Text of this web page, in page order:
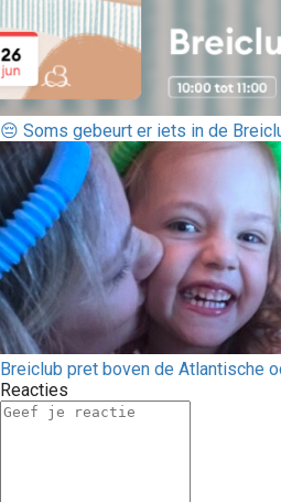
😔 Soms gebeurt er iets in de
Breiclub pret boven de Atlantische
Reacties